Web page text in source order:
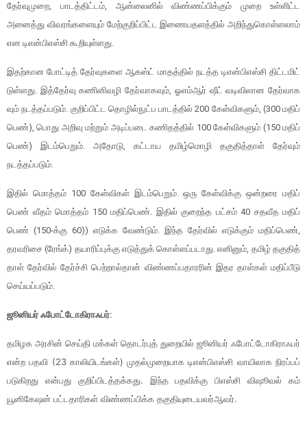
தேர்​வு​முறை, பாடத்​திட்​டம், ஆன்​லைனில் விண்ணப்​பிக்​கும் முறை உள்​ளிட்ட
அனைத்து விவரங்​களை​யும் மேற்​குறிப்​பிட்ட இணை​யதளத்​தில் அறிந்​து​கொள்​ளலாம்
என டிஎன்பிஎஸ்சி கூறியுள்​ளது.
இதற்​கான போட்​டித் தேர்​வு​களை ஆகஸ்ட் மாதத்​தில் நடத்த டிஎன்பிஎஸ்சி திட்​ட​மிட்​
டுள்​ளது. இத்​தேர்வு கணினிவழி தேர்வாகவும், ஓஎம்​ஆர் ஷீட் வடிவி​லான தேர்​வாக​
வும் நடத்தப்படும். குறிப்​பிட்ட தொழில்​நுட்ப பாடத்​தில் 200 கேள்விகளும், (300 மதிப்​
பெண்), பொது அறிவு மற்​றும் அடிப்​படை கணிதத்​தில் 100 கேள்வி​களும் (150 மதிப்​
பெண்) இடம்​பெறும். அதோடு, கட்​டாய தமிழ்​மொழி தகு​தித்​தாள் தேர்​வும்
நடத்தப்படும்.
இதில் மொத்​தம் 100 கேள்வி​கள் இடம்​பெறும். ஒரு கேள்விக்கு ஒன்றரை மதிப்​
பெண் வீதம் மொத்​தம் 150 மதிப்​பெண். இதில் குறைந்​த​ பட்சம் 40 சதவீத மதிப்​
பெண் (150-க்கு 60)) எடுக்க வேண்டும். இந்த தேர்​வில் எடுக்​கும் மதிப்​பெண்,
தரவரிசை (ரேங்க்) தயாரிப்​புக்கு எடுத்​துக் கொள்​ளப்​ப​டாது. எனினும், தமிழ் தகு​தித்​
தாள் தேர்​வில் தேர்ச்சி பெற்​றால்​தான் விண்​ணப்​ப​தா​ரரின் இதர தாள்​கள் மதிப்பீடு
செய்​யப்​படும்.
ஜூனியர் ஃபோட்​டோகி​ராஃபர்:
தமிழக அரசின் செய்தி மக்​கள் தொடர்​புத் துறை​யில் ஜூனியர் ஃபோட்​டோகி​ராஃபர்
என்ற பதவி (23 காலி​யிடங்​கள்) முதல்​முறையாக டிஎன்​பிஎஸ்சி வாயி​லாக நிரப்​பப்​
படு​கிறது என்​பது குறிப்​பிடத்​தக்​கது. இந்த பதவிக்கு பிஎஸ்சி விஷூவல் கம்​
யூனிகேஷன்​ பட்​ட​தா​ரி​கள்​ விண்ணப்பிக்​க தகு​தி​யுடையவர்​ ஆவர்​.